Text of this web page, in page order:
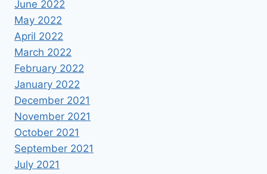
June 2022
May 2022
April 2022
March 2022
February 2022
January 2022
December 2021
November 2021
October 2021
September 2021
July 2021